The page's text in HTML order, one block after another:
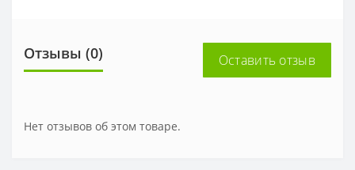
Отзывы (0) Оставить отзыв
Нет отзывов об этом товаре.